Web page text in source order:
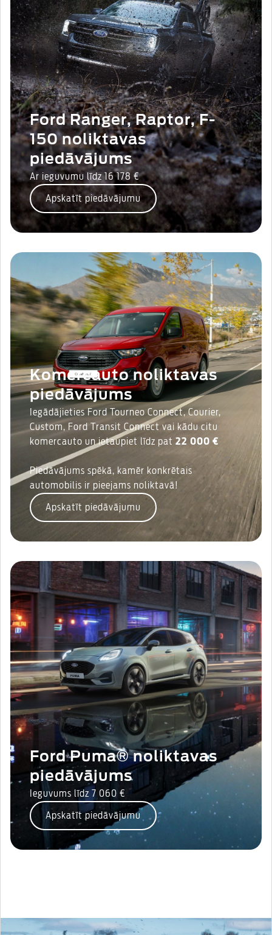
Ford Ranger, Raptor, F-
150 noliktavas
piedāvājums
Ar ieguvumu līdz 16 178 €
Apskatīt piedāvājumu
Komercauto noliktavas
piedāvājums
Iegādājieties Ford Tourneo Connect, Courier,
Custom, Ford Transit Connect vai kādu citu
komercauto un ietaupiet līdz pat 22 000 €
Piedāvājums spēkā, kamēr konkrētais
automobilis ir pieejams noliktavā!
Apskatīt piedāvājumu
Ford Puma® noliktavas
piedāvājums
Ieguvums līdz 7 060 €
Apskatīt piedāvājumu